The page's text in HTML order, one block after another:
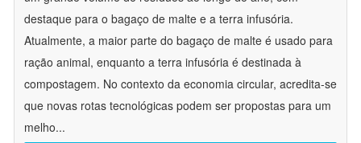
destaque para o bagaço de malte e a terra infusória.
Atualmente, a maior parte do bagaço de malte é usado para
ração animal, enquanto a terra infusória é destinada à
compostagem. No contexto da economia circular, acredita-se
que novas rotas tecnológicas podem ser propostas para um
melho...